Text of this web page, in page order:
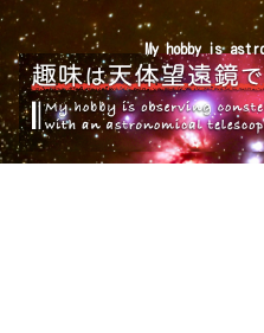
My hobby is